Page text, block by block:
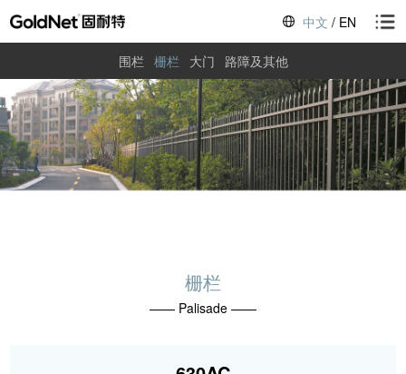
中文 / EN
围栏 栅栏 大门 路障及其他
栅栏
—— Palisade ——